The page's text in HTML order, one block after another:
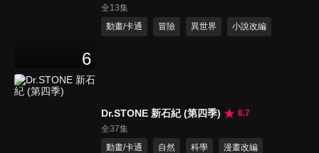
6
全13集
動畫/卡通
冒險 異世界 小說改編
Dr.STONE 新石紀 (第四季)
8.7
全37集
動畫/卡通
自然 科學 漫畫改編